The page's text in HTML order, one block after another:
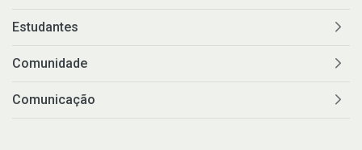
Estudantes
Comunidade
Comunicação